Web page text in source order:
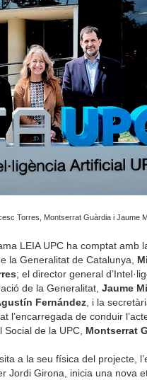
Torres, Montserrat Guàrdia i Jaume
LEIA UPC ha comptat amb
la Generalitat de Catalunya,
; el director general
de la Generalitat, Jaume
Fernández , i la
l’encarregada de conduir
de la UPC, Montserrat
a la seu física del projecte,
Jordi Girona, inicia una nova